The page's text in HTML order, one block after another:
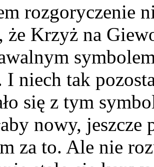
rozgoryczenie
że Krzyż na
I niech tak
się z tym
nowy, jeszcze
za to. Ale nie